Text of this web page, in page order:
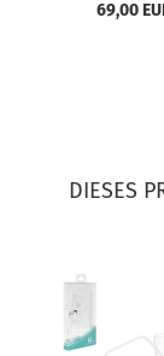
69,00
DIESES